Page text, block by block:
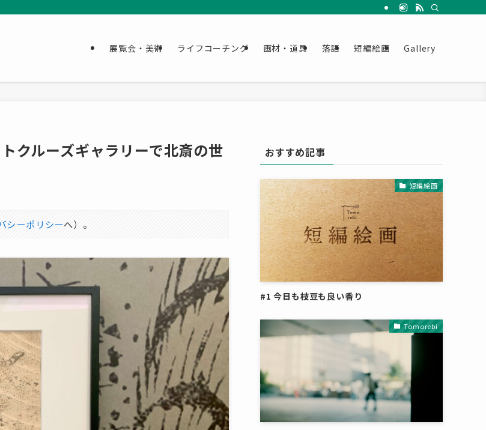
展覧会・美術 ライフコーチング 画材・道具 落語 短編絵画 Gallery
クルーズギャラリーで北斎の世
シーポリシーへ）。
おすすめ記事
短編絵画
#1 今日も枝豆も良い香り
Tomorebi